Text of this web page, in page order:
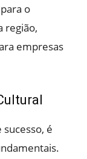
o
região,
empresas
é